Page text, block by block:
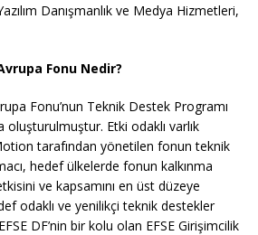
Danışmanlık ve Medya Hizmetleri,
Fonu Nedir?
Fonu’nun Teknik Destek Programı
oluşturulmuştur. Etki odaklı varlık
tarafından yönetilen fonun teknik
hedef ülkelerde fonun kalkınma
ve kapsamını en üst düzeye
odaklı ve yenilikçi teknik destekler
DF’nin bir kolu olan EFSE Girişimcilik